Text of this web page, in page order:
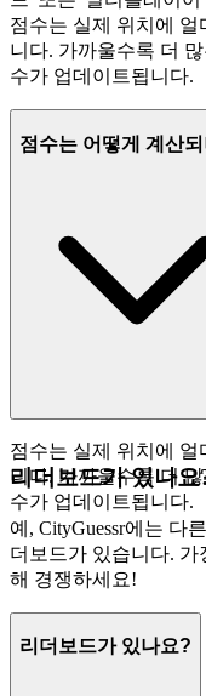
점수는 실제 위치에
니다. 가까울수록 더
수가 업데이트됩니다.
점수는 어떻게 계산
점수는 실제 위치에
니다. 가까울수록 더
수가 업데이트됩니다.
리더보드가 있나요
예, CityGuessr에는 다
더보드가 있습니다. 가
해 경쟁하세요!
리더보드가 있나요?